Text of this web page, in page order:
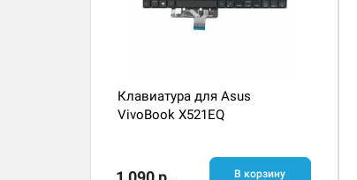
Клавиатура для Asus
VivoBook X521EQ
В корзину